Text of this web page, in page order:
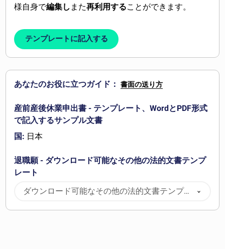
様自身で編集し また再利用することができます。
テンプレートに記入する
あなたのお役に立つガイド：書面の送り方
産前産後休業申出書 - テンプレート、WordとPDF形式
で記入するサンプル文書
国: 日本
退職願 - ダウンロード可能なその他の法的文書テンプ
レート
ダウンロード可能なその他の法的文書テンプレ
ート